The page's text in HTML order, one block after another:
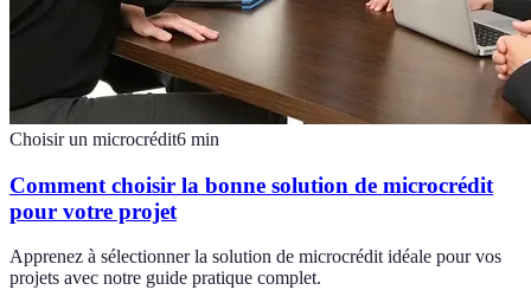
Choisir un microcrédit6 min
Comment choisir la bonne solution de microcrédit
pour votre projet
Apprenez à sélectionner la solution de microcrédit idéale pour vos
projets avec notre guide pratique complet.